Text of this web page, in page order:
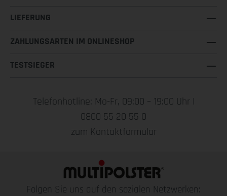
LIEFERUNG
ZAHLUNGSARTEN IM ONLINESHOP
TESTSIEGER
Telefonhotline: Mo-Fr, 09:00 – 19:00 Uhr |
0800 55 20 55 0
zum Kontaktformular
Folgen Sie uns auf den sozialen Netzwerken: